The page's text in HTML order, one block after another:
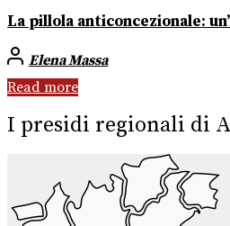
La pillola anticoncezionale:
Elena Massa
Read more
I presidi regionali di